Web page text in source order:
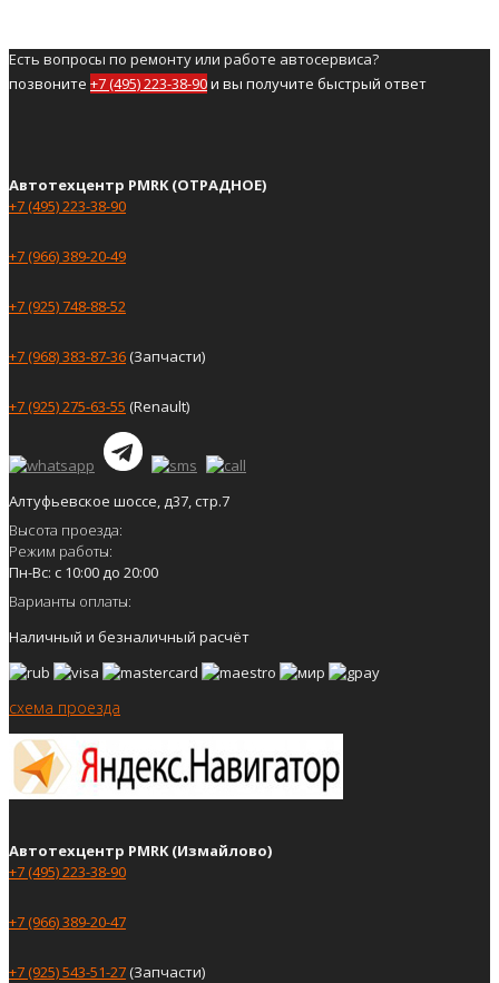
Есть вопросы по ремонту или работе автосервиса?
позвоните +7 (495) 223-38-90и вы получите быстрый ответ
Автотехцентр PMRK (ОТРАДНОЕ)
+7 (495) 223-38-90
+7 (966) 389-20-49
+7 (925) 748-88-52
+7 (968) 383-87-36(Запчасти)
+7 (925) 275-63-55 (Renault)
Алтуфьевское шоссе, д37, стр.7
Высота проезда:
Режим работы:
Пн-Вс: с 10:00 до 20:00
Варианты оплаты:
Наличный и безналичный расчёт
схема проезда
Автотехцентр PMRK (Измайлово)
+7 (495) 223-38-90
+7 (966) 389-20-47
+7 (925) 543-51-27(Запчасти)